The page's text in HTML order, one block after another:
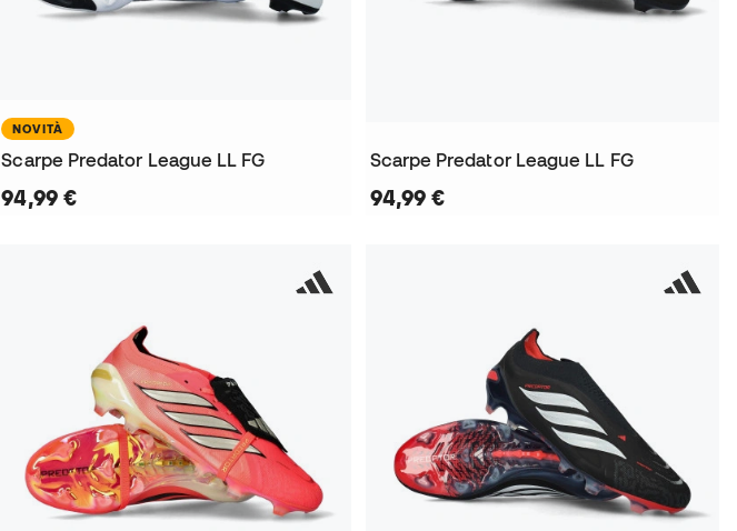
NOVITÀ
Scarpe Predator League LL FG
94,99 €
Scarpe Predator League LL FG
94,99 €